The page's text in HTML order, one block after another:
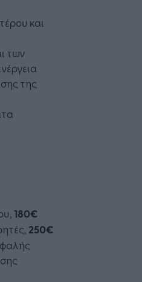
και
των
της
180€
250€